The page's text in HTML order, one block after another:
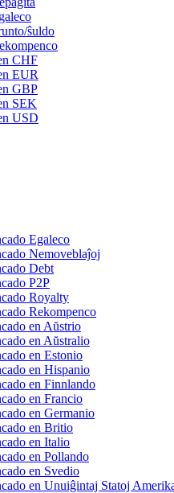
ŝuldo
CHF
EUR
GBP
SEK
USD
Egaleco
Nemoveblaĵoj
Debt
P2P
Royalty
Rekompenco
en Aŭstrio
en Aŭstralio
en Estonio
en Hispanio
en Finnlando
en Francio
en Germanio
en Britio
en Italio
en Pollando
en Svedio
en Unuiĝintaj Statoj